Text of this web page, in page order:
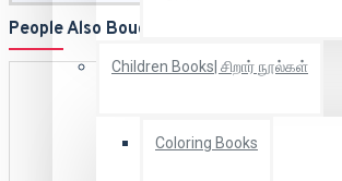
Children Books| சிறார் நூல்கள்
Coloring Books
People Also Bought